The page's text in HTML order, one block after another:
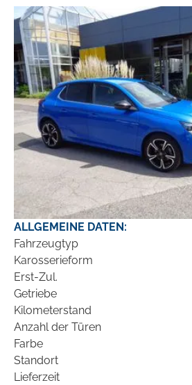
ALLGEMEINE DATEN:
Fahrzeugtyp
Karosserieform
Erst-Zul.
Getriebe
Kilometerstand
Anzahl der Türen
Farbe
Standort
Lieferzeit